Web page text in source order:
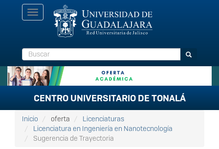
Toggle
navigation
Buscar Buscar
CENTRO UNIVERSITARIO DE TONALÁ
Inicio oferta
Licenciaturas
Licenciatura en Ingeniería en Nanotecnología
Sugerencia de Trayectoria